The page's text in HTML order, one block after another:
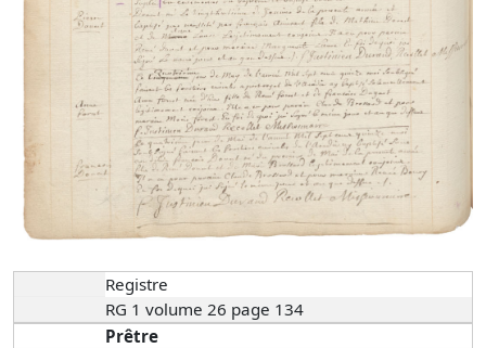
Registre
RG 1 volume 26 page 134
Prêtre